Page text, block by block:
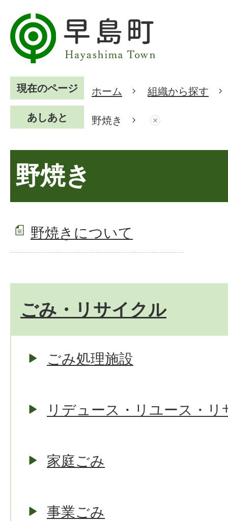
現在のページ ホーム 組織から探す
あしあと 野焼き
野焼き
野焼きについて
ごみ・リサイクル
ごみ処理施設
リデュース・リユース・リ
家庭ごみ
事業ごみ